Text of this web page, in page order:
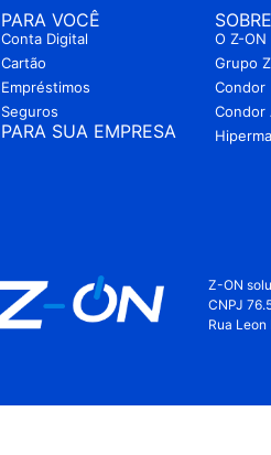
PARA VOCÊ
Conta Digital
Cartão
Empréstimos
Seguros
PARA SUA EMPRESA
SOBRE
O Z-ON
Grupo
Condor
Condor
Z-ON
CNPJ
Rua Leon